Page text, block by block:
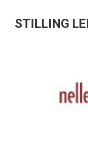
STILLING